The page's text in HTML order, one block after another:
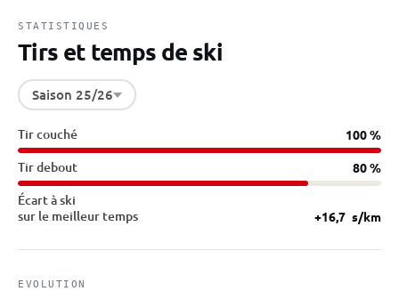
STATISTIQUES
Tirs et temps de ski
Saison 25/26
Tir couché 100 %
Tir debout 80 %
Écart à ski
sur le meilleur temps
+16,7 s/km
EVOLUTION